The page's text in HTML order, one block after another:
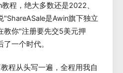
程，绝大多数还是2022、
是Awin旗下独立
教你"注册要先交5美元押
一个时代。
程从头写一遍，全程用我自